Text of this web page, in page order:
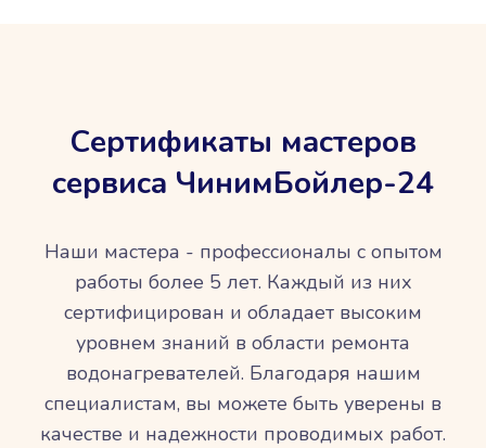
Сертификаты мастеров
сервиса ЧинимБойлер-24
Наши мастера - профессионалы с опытом
работы более 5 лет. Каждый из них
сертифицирован и обладает высоким
уровнем знаний в области ремонта
водонагревателей. Благодаря нашим
специалистам, вы можете быть уверены в
качестве и надежности проводимых работ.